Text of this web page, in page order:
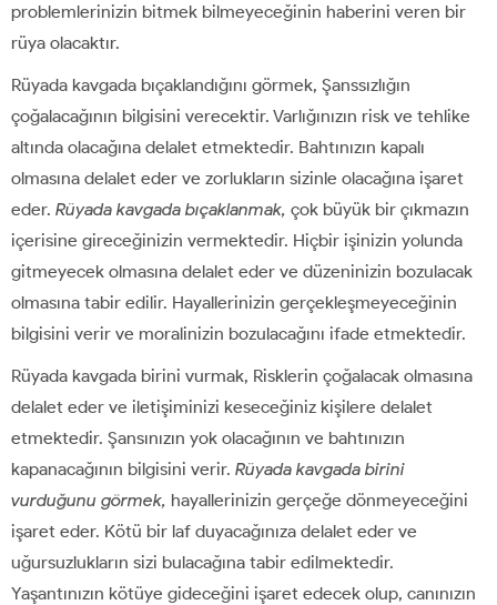
problemlerinizin bitmek bilmeyeceğinin haberini veren bir
rüya olacaktır.
Rüyada kavgada bıçaklandığını görmek, Şanssızlığın
çoğalacağının bilgisini verecektir. Varlığınızın risk ve tehlike
altında olacağına delalet etmektedir. Bahtınızın kapalı
olmasına delalet eder ve zorlukların sizinle olacağına işaret
eder. Rüyada kavgada bıçaklanmak, çok büyük bir çıkmazın
içerisine gireceğinizin vermektedir. Hiçbir işinizin yolunda
gitmeyecek olmasına delalet eder ve düzeninizin bozulacak
olmasına tabir edilir. Hayallerinizin gerçekleşmeyeceğinin
bilgisini verir ve moralinizin bozulacağını ifade etmektedir.
Rüyada kavgada birini vurmak, Risklerin çoğalacak olmasına
delalet eder ve iletişiminizi keseceğiniz kişilere delalet
etmektedir. Şansınızın yok olacağının ve bahtınızın
kapanacağının bilgisini verir. Rüyada kavgada birini
vurduğunu görmek, hayallerinizin gerçeğe dönmeyeceğini
işaret eder. Kötü bir laf duyacağınıza delalet eder ve
uğursuzlukların sizi bulacağına tabir edilmektedir.
Yaşantınızın kötüye gideceğini işaret edecek olup, canınızın